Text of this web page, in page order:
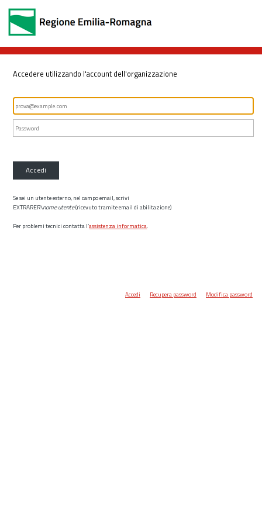
Accedere utilizzando l'account dell'organizzazione
Accedi
Se sei un utente esterno, nel campo email, scrivi
EXTRARER\nome utente(ricevuto tramite email di abilitazione)
Per problemi tecnici contatta l’assistenza informatica.
Accedi Recupera password Modifica password